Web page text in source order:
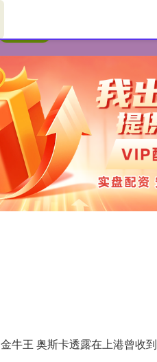
金牛王 奥斯卡透露在上港曾收